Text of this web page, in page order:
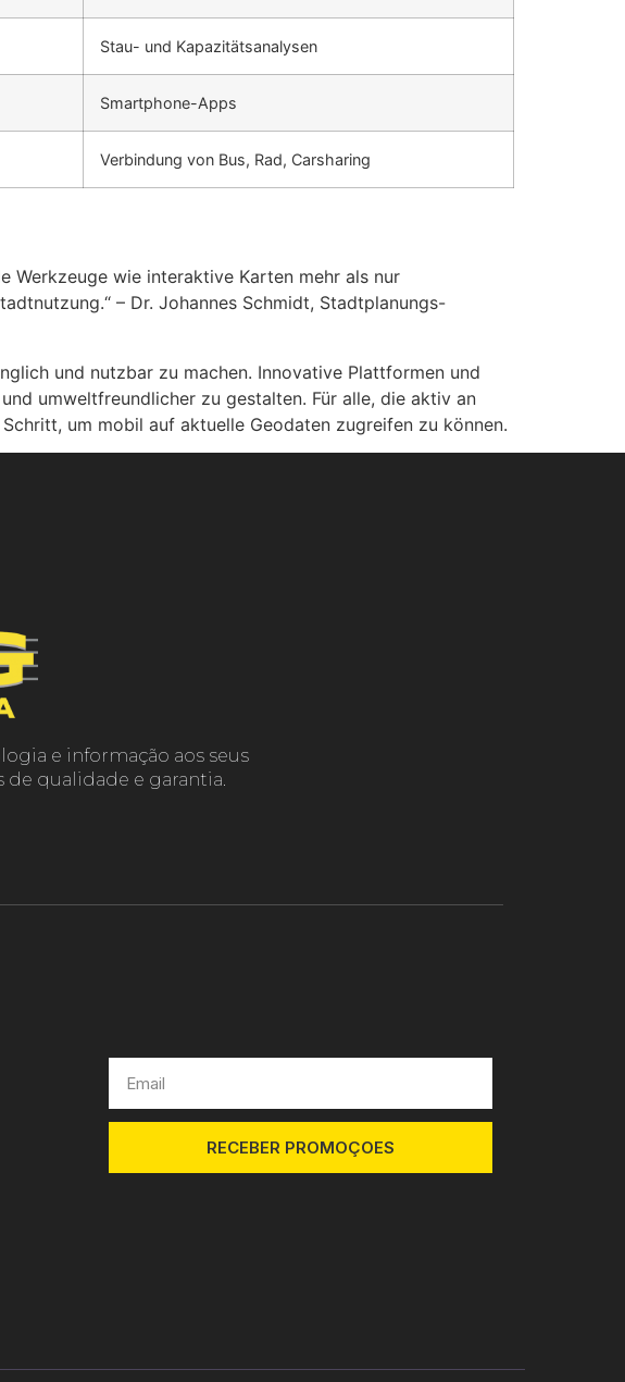
Stau- und Kapazitätsanalysen
Smartphone-Apps
Verbindung von Bus, Rad, Carsharing
Werkzeuge wie interaktive Karten mehr als nur
– Dr. Johannes Schmidt, Stadtplanungs-
und nutzbar zu machen. Innovative Plattformen und
umweltfreundlicher zu gestalten. Für alle, die aktiv an
um mobil auf aktuelle Geodaten zugreifen zu können.
e informação aos seus
qualidade e garantia.
RECEBER PROMOÇOES